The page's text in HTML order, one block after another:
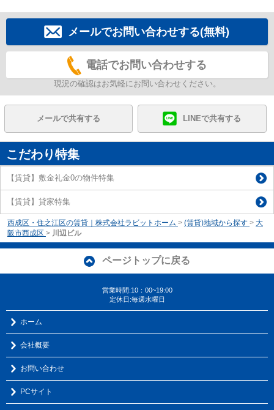
メールでお問い合わせする(無料)
電話でお問い合わせする
現況の確認はお気軽にお問い合わせください。
メールで共有する LINEで共有する
こだわり特集
【賃貸】敷金礼金0の物件特集
【賃貸】貸家特集
西成区・住之江区の賃貸｜株式会社ラビットホーム > (賃貸)地域から探す > 大
阪市西成区 > 川辺ビル
ページトップに戻る
営業時間:10：00~19:00
定休日:毎週水曜日
ホーム
会社概要
お問い合わせ
PCサイト